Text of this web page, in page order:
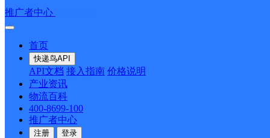
推广者中心
首页
快递鸟API
API文档 接入指南 价格说明
产业资讯
物流百科
400-8699-100
推广者中心
注册 登录
接口API
API接口 DEMO下载
关于我们
公司介绍 企业动态
合作伙伴 快递鸟接口服务协议
户隐私政策